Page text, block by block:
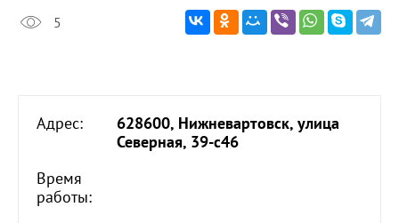
5
Адрес:
628600, Нижневартовск, улица
Северная, 39-с46
Время
работы: